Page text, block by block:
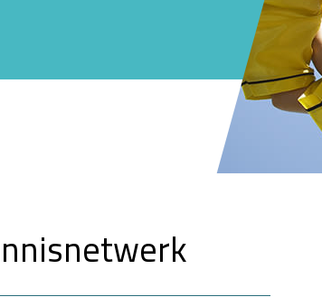
Normaliseren en versterken pedagogische basis